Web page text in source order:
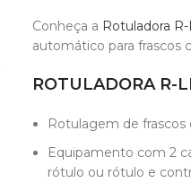
Conheça a Rotuladora
automático para frascos
ROTULADORA R-
Rotulagem de frascos
Equipamento com 2
rótulo ou rótulo e